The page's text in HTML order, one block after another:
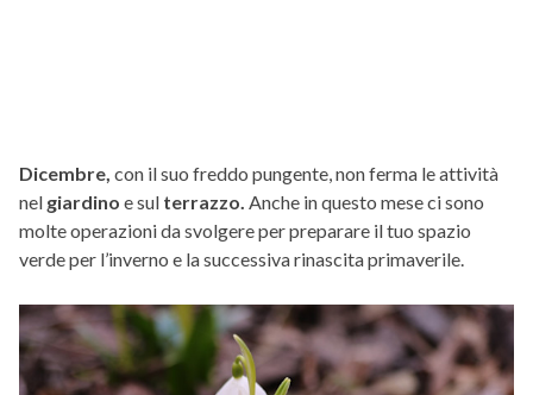
Dicembre, con il suo freddo pungente, non ferma le attività
nel giardino e sul terrazzo. Anche in questo mese ci sono
molte operazioni da svolgere per preparare il tuo spazio
verde per l’inverno e la successiva rinascita primaverile.